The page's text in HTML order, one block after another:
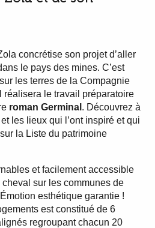
concrétise son projet d’aller
le pays des mines. C’est
les terres de la Compagnie
réalisera le travail préparatoire
roman Germinal . Découvrez à
les lieux qui l’ont inspiré et qui
la Liste du patrimoine
et facilement accessible
cheval sur les communes de
esthétique garantie !
est constitué de 6
regroupant chacun 20